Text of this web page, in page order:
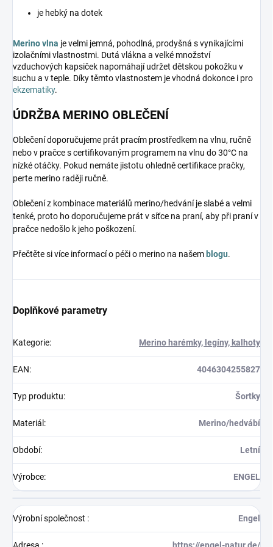
je hebký na dotek
Merino vlna je velmi jemná, pohodlná, prodyšná s vynikajícími
izolačními vlastnostmi. Dutá vlákna a velké množství
vzduchových kapsiček napomáhají udržet dětskou pokožku v
suchu a v teple. Díky těmto vlastnostem je vhodná dokonce i pro
ekzematiky.
ÚDRŽBA MERINO OBLEČENÍ
Oblečení doporučujeme prát pracím prostředkem na vlnu, ručně
nebo v pračce s certifikovaným programem na vlnu do 30°C na
nízké otáčky. Pokud nemáte jistotu ohledně certifikace pračky,
perte merino raději ručně.
Oblečení z kombinace materiálů merino/hedvání je slabé a velmi
tenké, proto ho doporučujeme prát v síťce na praní, aby při praní v
pračce nedošlo k jeho poškození.
Přečtěte si více informací o péči o merino na našem blogu.
Doplňkové parametry
Kategorie: Merino harémky, legíny, kalhoty
EAN: 4046304255827
Typ produktu: Šortky
Materiál : Merino/hedvábí
Období: Letní
Výrobce: ENGEL
Výrobní společnost : Engel